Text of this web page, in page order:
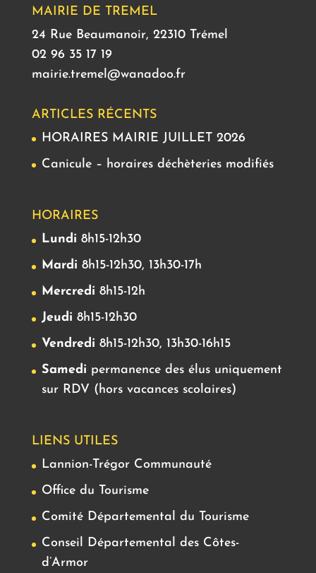
MAIRIE DE TREMEL
24 Rue Beaumanoir, 22310 Trémel
02 96 35 17 19
mairie.tremel@wanadoo.fr
ARTICLES RÉCENTS
HORAIRES MAIRIE JUILLET 2026
Canicule – horaires déchèteries modifiés
HORAIRES
Lundi 8h15-12h30
Mardi 8h15-12h30, 13h30-17h
Mercredi 8h15-12h
Jeudi 8h15-12h30
Vendredi 8h15-12h30, 13h30-16h15
Samedi permanence des élus uniquement
sur RDV (hors vacances scolaires)
LIENS UTILES
Lannion-Trégor Communauté
Office du Tourisme
Comité Départemental du Tourisme
Conseil Départemental des Côtes-
d’Armor